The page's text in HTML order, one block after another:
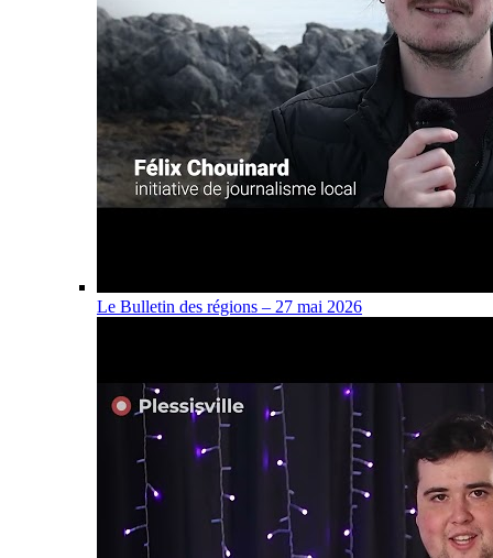
Le Bulletin des régions – 27 mai 2026